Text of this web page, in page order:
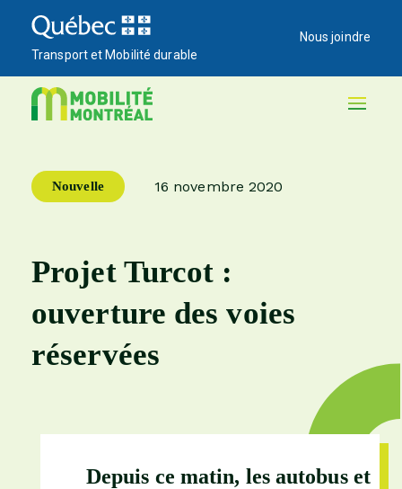
Transport et Mobilité durable
Nous joindre
Nouvelle Date de la publication
16 novembre 2020
Projet Turcot :
ouverture des voies
réservées
Depuis ce matin, les autobus et